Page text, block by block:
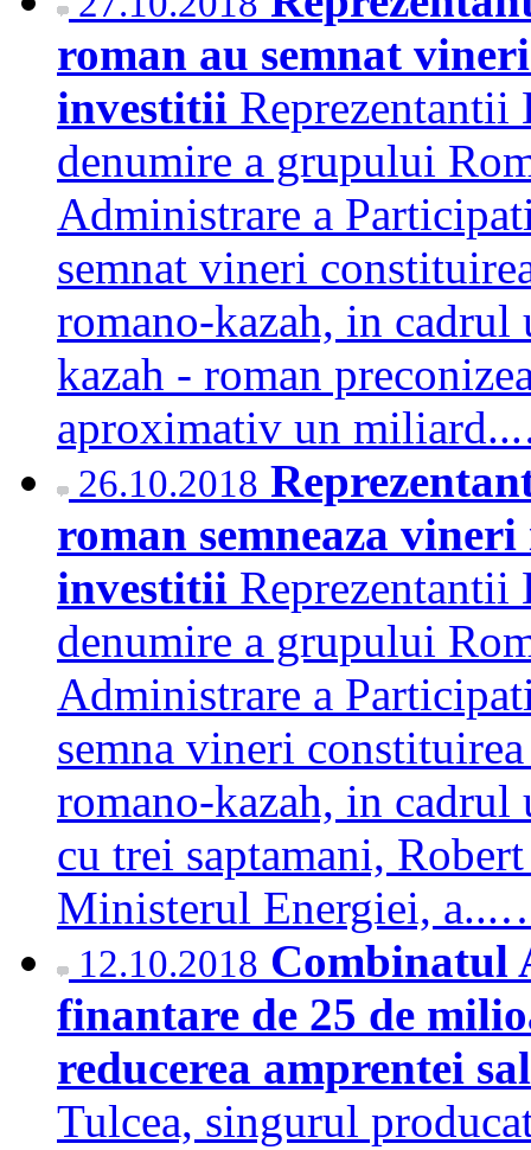
roman au semnat
investitii
denumire a grupului
Administrare a
semnat vineri
romano-kazah, in
kazah - roman
aproximativ un
26.10.2018
roman semneaza
investitii
denumire a grupului
Administrare a
semna vineri
romano-kazah, in
cu trei saptamani,
Ministerul Energiei,
12.10.2018 Combinatul
finantare de 25 de
reducerea amprentei
Tulcea, singurul